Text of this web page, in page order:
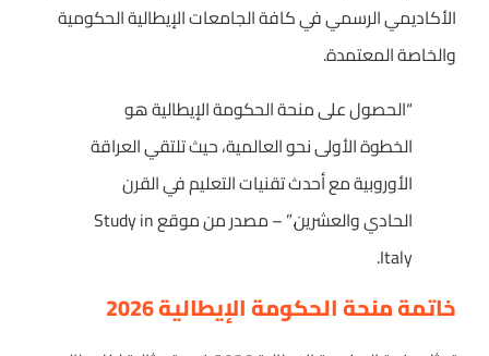
الأكاديمي الرسمي في كافة الجامعات الإيطالية الحكومية
والخاصة المعتمدة.
“الحصول على منحة الحكومة الإيطالية هو
الخطوة الأولى نحو العالمية، حيث تلتقي العراقة
الأوروبية مع أحدث تقنيات التعليم في القرن
الحادي والعشرين.” – مصدر من موقع Study in
Italy.
خاتمة منحة الحكومة الإيطالية 2026